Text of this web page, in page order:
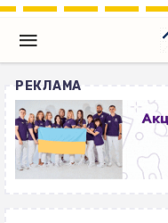
РЕКЛАМА